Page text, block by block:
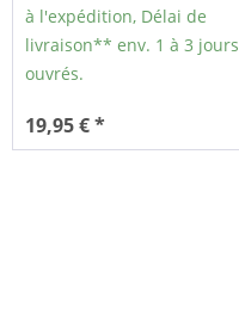
à l'expédition, Délai de
livraison** env. 1 à 3 jours
ouvrés.
19,95 € *